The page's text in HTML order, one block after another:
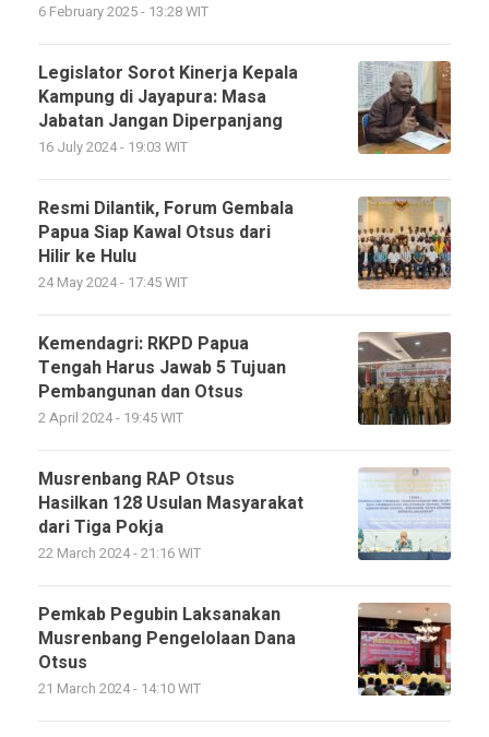
6 February 2025 - 13:28 WIT
Legislator Sorot Kinerja Kepala
Kampung di Jayapura: Masa
Jabatan Jangan Diperpanjang
16 July 2024 - 19:03 WIT
Resmi Dilantik, Forum Gembala
Papua Siap Kawal Otsus dari
Hilir ke Hulu
24 May 2024 - 17:45 WIT
Kemendagri: RKPD Papua
Tengah Harus Jawab 5 Tujuan
Pembangunan dan Otsus
2 April 2024 - 19:45 WIT
Musrenbang RAP Otsus
Hasilkan 128 Usulan Masyarakat
dari Tiga Pokja
22 March 2024 - 21:16 WIT
Pemkab Pegubin Laksanakan
Musrenbang Pengelolaan Dana
Otsus
21 March 2024 - 14:10 WIT